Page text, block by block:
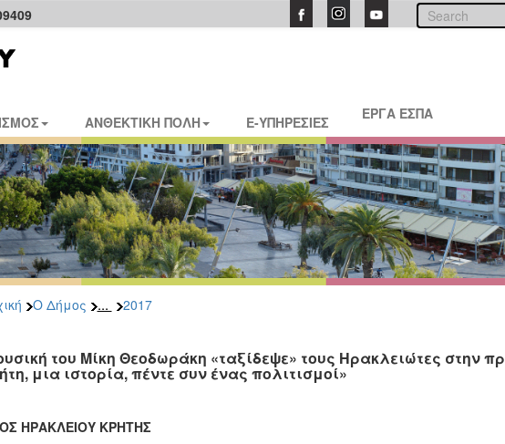
ΑΝΘΕΚΤΙΚΗ ΠΟΛΗ E-ΥΠΗΡΕΣΙΕΣ ΕΡΓΑ ΕΣΠΑ
Ο Δήμος ... 2017
του Μίκη Θεοδωράκη «ταξίδεψε» τους Ηρακλειώτες στην
μια ιστορία, πέντε συν ένας πολιτισμοί»
ΗΡΑΚΛΕΙΟΥ ΚΡΗΤΗΣ